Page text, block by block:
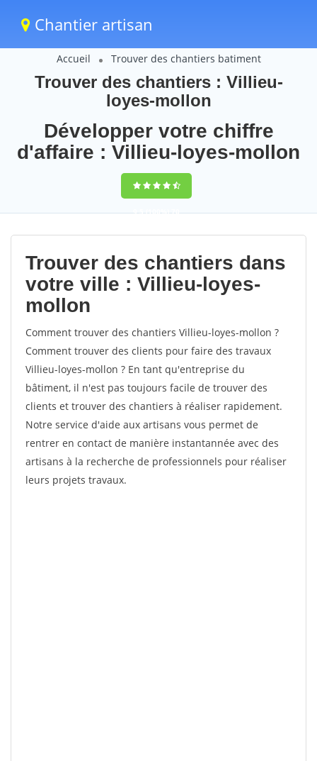
Chantier artisan
Accueil Trouver des chantiers batiment
Trouver des chantiers : Villieu-
loyes-mollon
Développer votre chiffre
d'affaire : Villieu-loyes-mollon
9,5(100%)70
votes
Trouver des chantiers dans
votre ville : Villieu-loyes-
mollon
Comment trouver des chantiers Villieu-loyes-mollon ?
Comment trouver des clients pour faire des travaux
Villieu-loyes-mollon ? En tant qu'entreprise du
bâtiment, il n'est pas toujours facile de trouver des
clients et trouver des chantiers à réaliser rapidement.
Notre service d'aide aux artisans vous permet de
rentrer en contact de manière instantannée avec des
artisans à la recherche de professionnels pour réaliser
leurs projets travaux.